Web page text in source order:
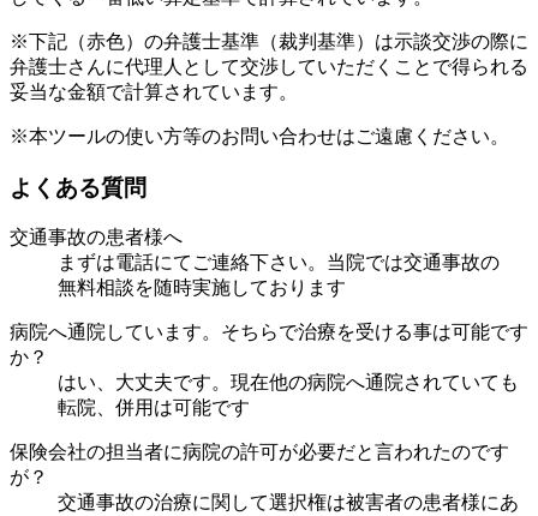
※下記（赤色）の弁護士基準（裁判基準）は示談交渉の際に
弁護士さんに代理人として交渉していただくことで得られる
妥当な金額で計算されています。
※本ツールの使い方等のお問い合わせはご遠慮ください。
よくある質問
交通事故の患者様へ
まずは電話にてご連絡下さい。当院では交通事故の
無料相談を随時実施しております
病院へ通院しています。そちらで治療を受ける事は可能です
か？
はい、大丈夫です。現在他の病院へ通院されていても
転院、併用は可能です
保険会社の担当者に病院の許可が必要だと言われたのです
が？
交通事故の治療に関して選択権は被害者の患者様にあ